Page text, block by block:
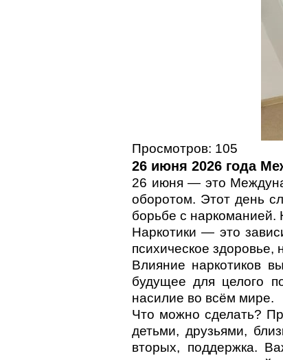
Просмотров: 105
26 июня 2026 года
26 июня — это
оборотом. Этот день
борьбе с наркоманией.
Наркотики — это
психическое здоровье,
Влияние наркотиков
будущее для целого
насилие во всём мире.
Что можно сделать?
детьми, друзьями,
вторых, поддержка.